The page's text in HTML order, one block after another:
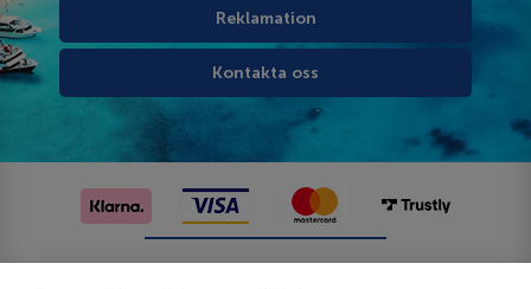
Reklamation
Kontakta oss